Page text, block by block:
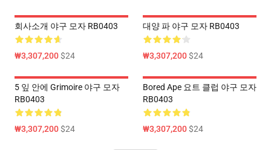
회사소개 야구 모자 RB0403
₩3,307,200$24
대양 파 야구 모자 RB0403
₩3,307,200$24
5 잎 안에 Grimoire 야구 모자
RB0403
₩3,307,200$24
Bored Ape 요트 클럽 야구 모자
RB0403
₩3,307,200$24